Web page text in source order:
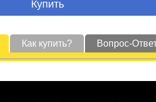
Купить
Как купить? Вопрос-